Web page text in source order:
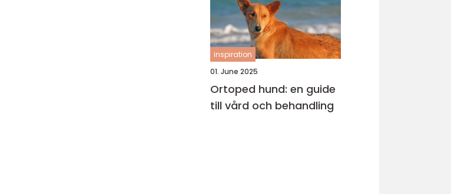
inspiration
01. June 2025
Ortoped hund: en guide
till vård och behandling